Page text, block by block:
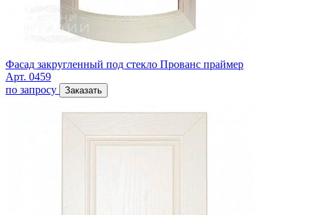
Фасад закругленный под стекло Прованс праймер
Арт. 0459
по запросу
Заказать